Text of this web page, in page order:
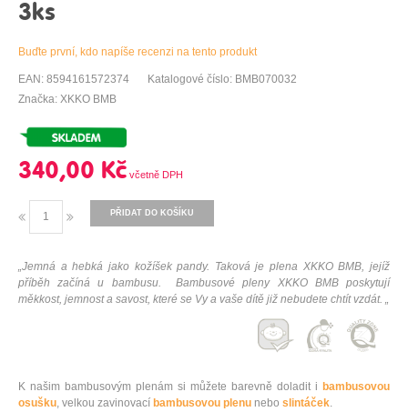
3ks
Buďte první, kdo napíše recenzi na tento produkt
EAN: 8594161572374
Katalogové číslo: BMB070032
Značka: XKKO BMB
340,00 Kč
PŘIDAT DO KOŠÍKU
„Jemná a hebká jako kožíšek pandy. Taková je plena XKKO BMB, jejíž
příběh začíná u bambusu. Bambusové pleny XKKO BMB poskytují
měkkost, jemnost a savost, které se Vy a vaše dítě již nebudete chtít vzdát. „
K našim bambusovým plenám si můžete barevně doladit i bambusovou
osušku, velkou zavinovací bambusovou plenu nebo slintáček.